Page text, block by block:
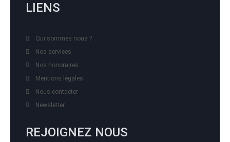
LIENS
Qui sommes nous ?
Nos services
Nos honoraires
Mentions légales
Nous contacter
Newsletter
REJOIGNEZ NOUS